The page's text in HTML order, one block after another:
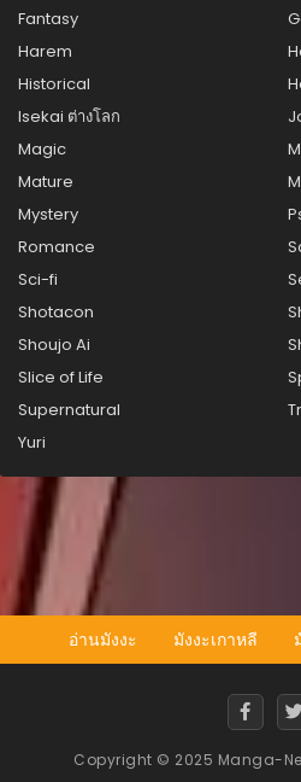
ตอนที่ 219
สิงหาคม 21, 2025
ตอนที่ 218
สิงหาคม 21, 2025
ตอนที่ 217
ตอนที่ 216
สิงหาคม 21, 2025
ตอนที่ 215
สิงหาคม 21, 2025
สิงหาคม 21, 2025
สิงหาคม 21, 2025
ตอนที่ 212
สิงหาคม 21, 2025
ตอนที่ 211
สิงหาคม 21, 2025
ตอนที่ 209
Fantasy
Harem
Historical
Isekai ต่างโลก
Magic
Mature
Mystery
Romance
Sci-fi
Shotacon
Shoujo Ai
Slice of Life
Supernatural
Yuri
อ่านมังงะ มังงะเกาหลี
Copyright © 2025 Manga-